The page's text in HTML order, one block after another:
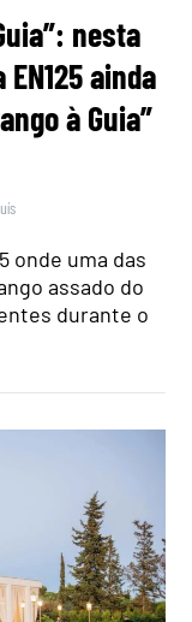
nesta
ainda
à Guia”
onde uma das
assado do
durante o